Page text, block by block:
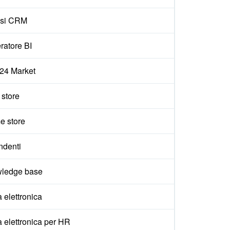
CRM
BI
Market
store
base
elettronica
elettronica per HR